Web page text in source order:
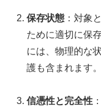
保存状態 ：対象
ために適切に保
には、物理的な
護も含まれます。
信憑性と完全性